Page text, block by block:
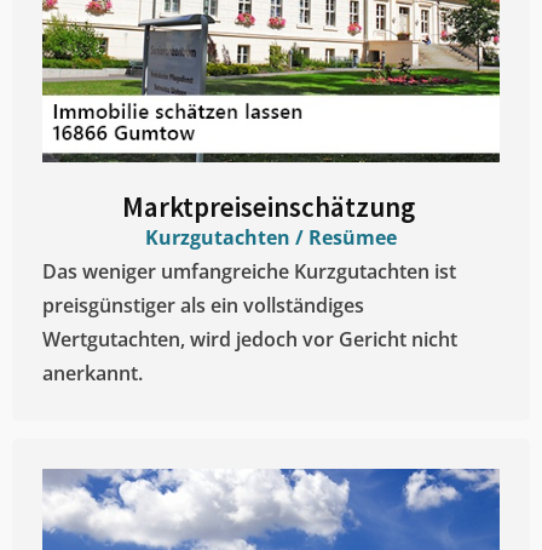
Marktpreiseinschätzung ​
Kurzgutachten / Resümee
Das weniger umfangreiche Kurzgutachten ist
preisgünstiger als ein vollständiges
Wertgutachten, wird jedoch vor Gericht nicht
anerkannt.